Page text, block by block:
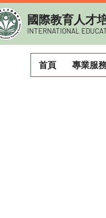
國際教育人才
INTERNATIONAL
首頁 專業服